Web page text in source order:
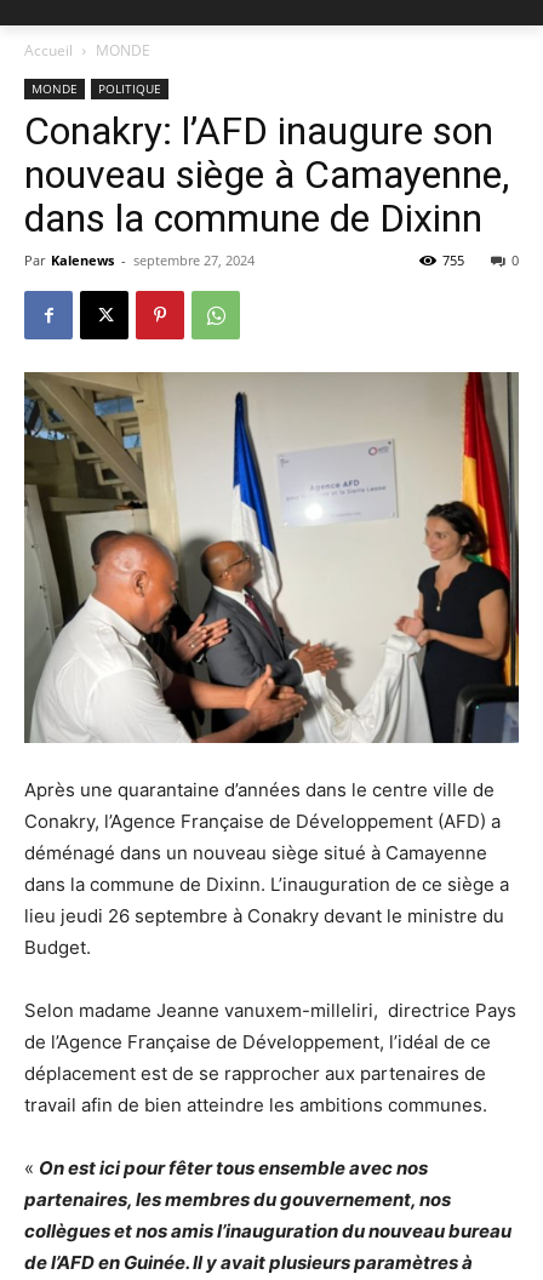
Accueil MONDE
MONDE POLITIQUE
Conakry: l’AFD inaugure son
nouveau siège à Camayenne,
dans la commune de Dixinn
Par Kalenews - septembre 27, 2024 0
755
Après une quarantaine d’années dans le centre ville de
Conakry, l’Agence Française de Développement (AFD) a
déménagé dans un nouveau siège situé à Camayenne
dans la commune de Dixinn. L’inauguration de ce siège a
lieu jeudi 26 septembre à Conakry devant le ministre du
Budget.
Selon madame Jeanne vanuxem-milleliri, directrice Pays
de l’Agence Française de Développement, l’idéal de ce
déplacement est de se rapprocher aux partenaires de
travail afin de bien atteindre les ambitions communes.
« On est ici pour fêter tous ensemble avec nos
partenaires, les membres du gouvernement, nos
collègues et nos amis l’inauguration du nouveau bureau
de l’AFD en Guinée. Il y avait plusieurs paramètres à